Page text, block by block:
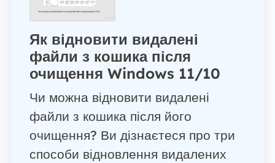
Як відновити видалені
файли з кошика після
очищення Windows 11/10
Чи можна відновити видалені
файли з кошика після його
очищення? Ви дізнаєтеся про три
способи відновлення видалених